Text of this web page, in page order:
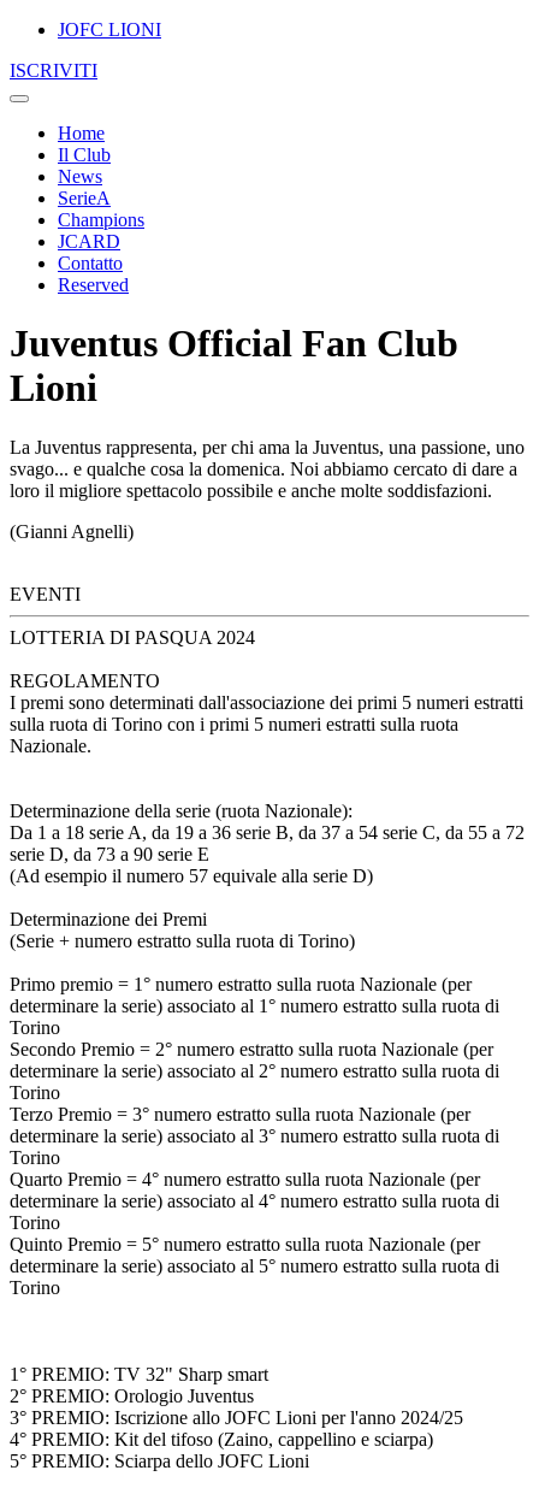
JOFC LIONI
ISCRIVITI
Home
Il Club
News
SerieA
Champions
JCARD
Contatto
Reserved
Juventus Official Fan Club
Lioni
La Juventus rappresenta, per chi ama la Juventus, una passione, uno
svago... e qualche cosa la domenica. Noi abbiamo cercato di dare a
loro il migliore spettacolo possibile e anche molte soddisfazioni.
(Gianni Agnelli)
EVENTI
LOTTERIA DI PASQUA 2024
REGOLAMENTO
I premi sono determinati dall'associazione dei primi 5 numeri estratti
sulla ruota di Torino con i primi 5 numeri estratti sulla ruota
Nazionale.
Determinazione della serie (ruota Nazionale):
Da 1 a 18 serie A, da 19 a 36 serie B, da 37 a 54 serie C, da 55 a 72
serie D, da 73 a 90 serie E
(Ad esempio il numero 57 equivale alla serie D)
Determinazione dei Premi
(Serie + numero estratto sulla ruota di Torino)
Primo premio = 1° numero estratto sulla ruota Nazionale (per
determinare la serie) associato al 1° numero estratto sulla ruota di
Torino
Secondo Premio = 2° numero estratto sulla ruota Nazionale (per
determinare la serie) associato al 2° numero estratto sulla ruota di
Torino
Terzo Premio = 3° numero estratto sulla ruota Nazionale (per
determinare la serie) associato al 3° numero estratto sulla ruota di
Torino
Quarto Premio = 4° numero estratto sulla ruota Nazionale (per
determinare la serie) associato al 4° numero estratto sulla ruota di
Torino
Quinto Premio = 5° numero estratto sulla ruota Nazionale (per
determinare la serie) associato al 5° numero estratto sulla ruota di
Torino
1° PREMIO: TV 32" Sharp smart
2° PREMIO: Orologio Juventus
3° PREMIO: Iscrizione allo JOFC Lioni per l'anno 2024/25
4° PREMIO: Kit del tifoso (Zaino, cappellino e sciarpa)
5° PREMIO: Sciarpa dello JOFC Lioni